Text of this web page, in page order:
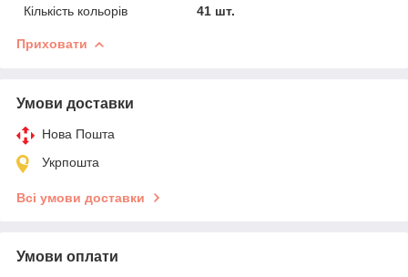
Кількість кольорів
41 шт.
Приховати
Умови доставки
Нова Пошта
Укрпошта
Всі умови доставки
Умови оплати